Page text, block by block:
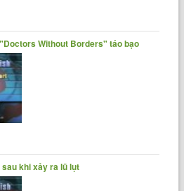
Without Borders" táo bạo
khi xảy ra lũ lụt